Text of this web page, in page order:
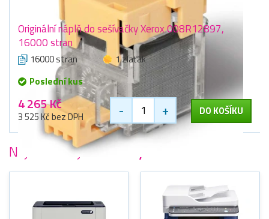
Originální náplň do sešívačky Xerox 008R12897,
16000 stran
16000 stran
1 zlaťák
Poslední kus
4 265 Kč
3 525 Kč bez DPH - + DO KOŠÍKU
Nejoblíbenějšítiskárny Xerox